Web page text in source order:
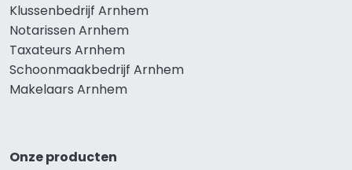
Klussenbedrijf Arnhem
Notarissen Arnhem
Taxateurs Arnhem
Schoonmaakbedrijf Arnhem
Makelaars Arnhem
Onze producten